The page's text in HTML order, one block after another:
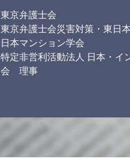
東京弁護士会
東京弁護士会災害対策・東日
日本マンション学会
特定非営利活動法人 日本・イ
会 理事